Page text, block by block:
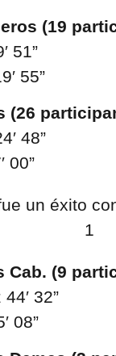
(19
51”
55”
(26
48”
00”
Cab. (9
32”
08”